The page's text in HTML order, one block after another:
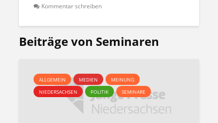
Kommentar schreiben
Beiträge von Seminaren
ALLGEMEIN MEDIEN
MEINUNG
NIEDERSACHSEN
POLITIK SEMINARE